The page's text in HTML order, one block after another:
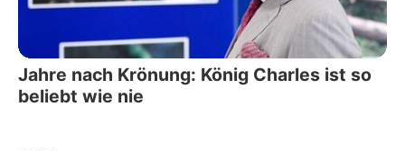
Jahre nach Krönung: König Charles ist so
beliebt wie nie